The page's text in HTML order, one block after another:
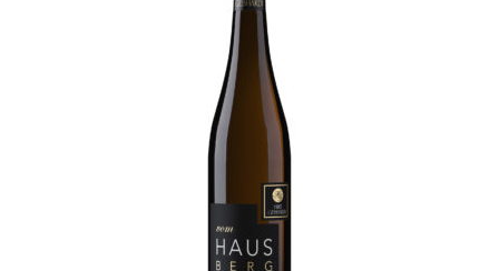
Vom Hausberg
7,00 €